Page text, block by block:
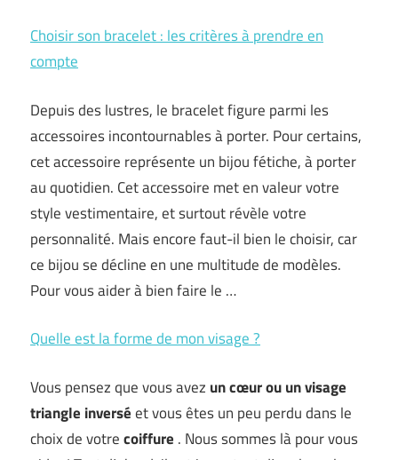
Choisir son bracelet : les critères à prendre en
compte
Depuis des lustres, le bracelet figure parmi les
accessoires incontournables à porter. Pour certains,
cet accessoire représente un bijou fétiche, à porter
au quotidien. Cet accessoire met en valeur votre
style vestimentaire, et surtout révèle votre
personnalité. Mais encore faut-il bien le choisir, car
ce bijou se décline en une multitude de modèles.
Pour vous aider à bien faire le …
Quelle est la forme de mon visage ?
Vous pensez que vous avez un cœur ou un visage
triangle inverséet vous êtes un peu perdu dans le
choix de votrecoiffure . Nous sommes là pour vous